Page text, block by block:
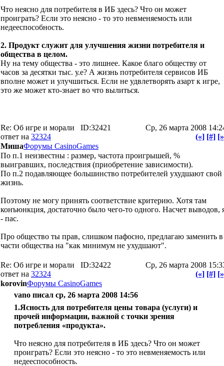
Что неясно для потребителя в ИБ здесь? Что он может
проиграть? Если это неясно - то это невменяемость или
недееспособность.
2. Продукт служит для улучшения жизни потребителя и
общества в целом.
Ну на тему общества - это лишнее. Какое благо обществу от
часов за десятки тыс. у.е? А жизнь потребителя сервисов ИБ
вполне может и улучшиться. Если не удвлетворять азарт к игре,
это же может кто-знает во что вылиться.
Re: Об игре и морали
ID:32421
ответ на 32324
Ср, 26 марта 2008
(«] [#]
МишаФорумы CasinoGames
По п.1 неизвестны : размер, частота проигрышей, %
выигравших, последствия (приобретение зависимости).
По п.2 подавляющее большинство потребителей ухудшают свой
жизнь.
Поэтому не могу принять соответствие критерию. Хотя там
конъюнкция, достаточно было чего-то одного. Насчет выводов,
- пас.
Про общество ты прав, слишком пафосно, предлагаю заменить в
части общества на "как минимум не ухудшают".
Re: Об игре и морали
ID:32422
ответ на 32324
Ср, 26 марта 2008
(«] [#]
korovinФорумы CasinoGames
vano писал ср, 26 марта 2008 14:56
1.Ясность для потребителя цены товара (услуги) и
прочей информации, важной с точки зрения
потребления «продукта».
Что неясно для потребителя в ИБ здесь? Что он может
проиграть? Если это неясно - то это невменяемость или
недееспособность.